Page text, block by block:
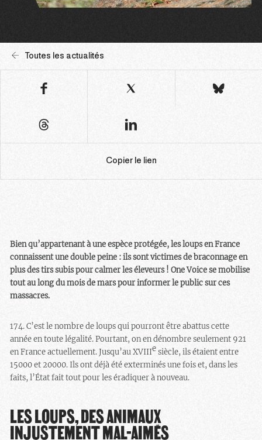
Toutes les actualités
Copier le lien
Bien qu’appartenant à une espèce protégée, les loups en France
connaissent une double peine : ils sont victimes de braconnage en
plus des tirs subis pour calmer les éleveurs ! One Voice se mobilise
tout au long du mois de mars pour informer le public sur ces
massacres.
174. C’est le nombre de loups qui pourront être abattus cette
année en toute légalité. Pourtant, on en dénombre seulement 921
en France actuellement. Jusqu’au XVIIIesiècle, ils étaient entre
15000 et 20000. Ils ont déjà été exterminés une fois et, dans les
faits, l’État fait tout pour les éradiquer à nouveau.
LES LOUPS, DES ANIMAUX
INJUSTEMENT MAL-AIMÉS